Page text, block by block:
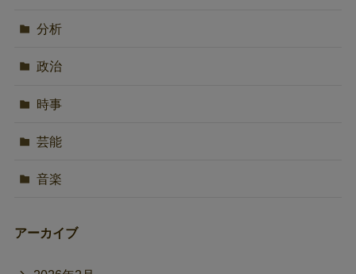
分析
政治
時事
芸能
音楽
アーカイブ